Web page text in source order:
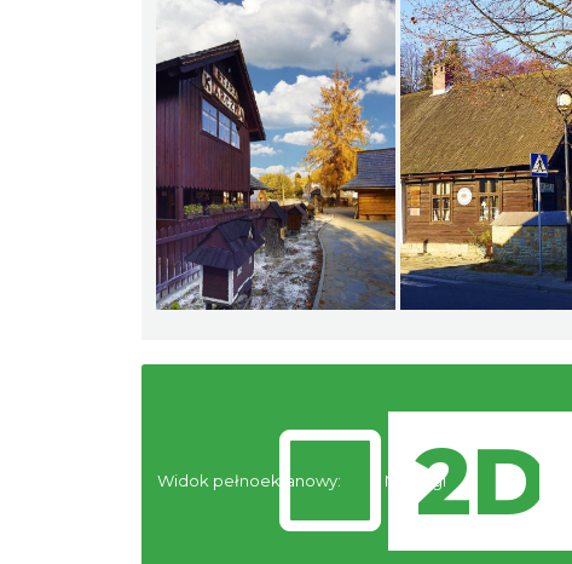
Widok pełnoekranowy: Noclegi